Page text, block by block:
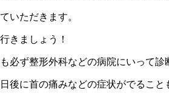
いただきます。
きましょう！
必ず整形外科などの病院にいって診
後に首の痛みなどの症状がでるこ